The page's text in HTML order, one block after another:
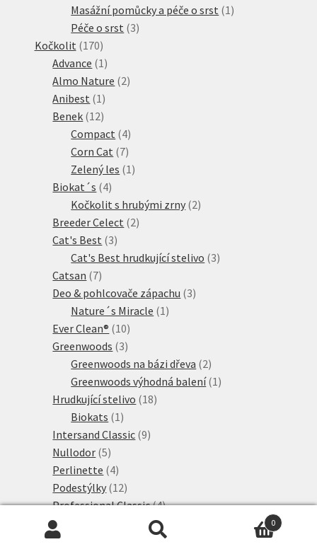
produkt
Masážní pomůcky a péče o srst 1 1
Péče o srst 33
Kočkolit 170170
produktů
Advance 1 1
produkt
Almo Nature 22
Anibest 1 1
produkt
Benek 1212
produktů
Compact 44
produkty
Corn Cat 77
produktů
Zelený les 1 1
Biokat´s 44
produkty
Kočkolit s hrubými zrny 22
Breeder Celect 22
Cat's Best 33
produkty
Cat's Best hrudkující stelivo 33
Catsan 77
produktů
Deo & pohlcovače zápachu 33
Nature´s Miracle 1 1
Ever Clean® 1010
produktů
Greenwoods 33
produkty
Greenwoods na bázi dřeva 22
produkty
Greenwoods výhodná balení 1 1
Hrudkující stelivo 1818
Biokats 1 1
produkt
Intersand Classic 99
Nullodor 55
produktů
Perlinette 44
produkty
Podestýlky 1212
produktů
Professional Classic 44
produkty
Rostlinné stelivo 1010
produktů
Sanicat Professional 88
0